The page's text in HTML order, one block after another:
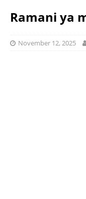
Ramani ya
November 12, 2025